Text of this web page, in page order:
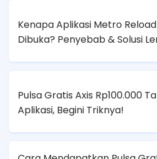
Kenapa Aplikasi Metro
Dibuka? Penyebab & Solusi
Pulsa Gratis Axis Rp100.000
Aplikasi, Begini Triknya!